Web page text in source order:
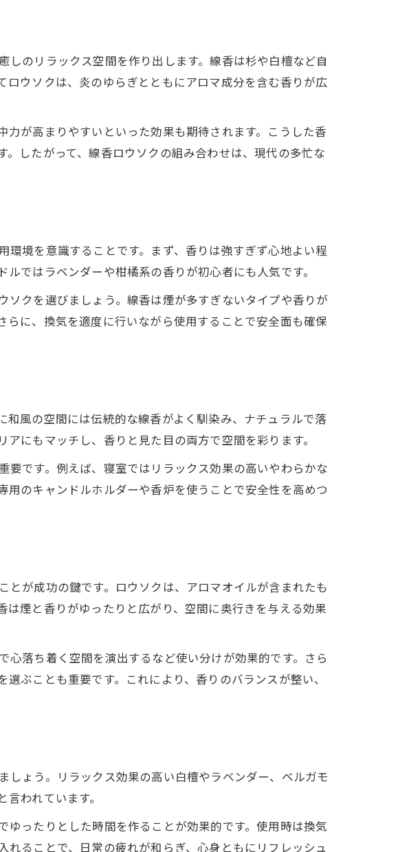
のリラックス空間を作り出します。線香は杉や白檀など自
ウソクは、炎のゆらぎとともにアロマ成分を含む香りが広
が高まりやすいといった効果も期待されます。こうした香
したがって、線香ロウソクの組み合わせは、現代の多忙な
境を意識することです。まず、香りは強すぎず心地よい程
ではラベンダーや柑橘系の香りが初心者にも人気です。
クを選びましょう。線香は煙が多すぎないタイプや香りが
に、換気を適度に行いながら使用することで安全面も確保
風の空間には伝統的な線香がよく馴染み、ナチュラルで落
にもマッチし、香りと見た目の両方で空間を彩ります。
です。例えば、寝室ではリラックス効果の高いやわらかな
のキャンドルホルダーや香炉を使うことで安全性を高めつ
が成功の鍵です。ロウソクは、アロマオイルが含まれたも
煙と香りがゆったりと広がり、空間に奥行きを与える効果
落ち着く空間を演出するなど使い分けが効果的です。さら
ぶことも重要です。これにより、香りのバランスが整い、
ょう。リラックス効果の高い白檀やラベンダー、ベルガモ
われています。
ったりとした時間を作ることが効果的です。使用時は換気
ることで、日常の疲れが和らぎ、心身ともにリフレッシュ